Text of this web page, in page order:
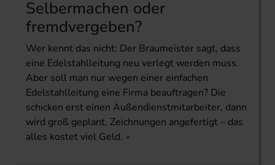
Selbermachen oder
fremdvergeben?
Wer kennt das nicht: Der Braumeister sagt, dass
eine Edelstahlleitung neu verlegt werden muss.
Aber soll man nur wegen einer einfachen
Edelstahlleitung eine Firma beauftragen? Die
schicken erst einen Außendienstmitarbeiter, dann
wird groß geplant, Zeichnungen angefertigt – das
alles kostet viel Geld.